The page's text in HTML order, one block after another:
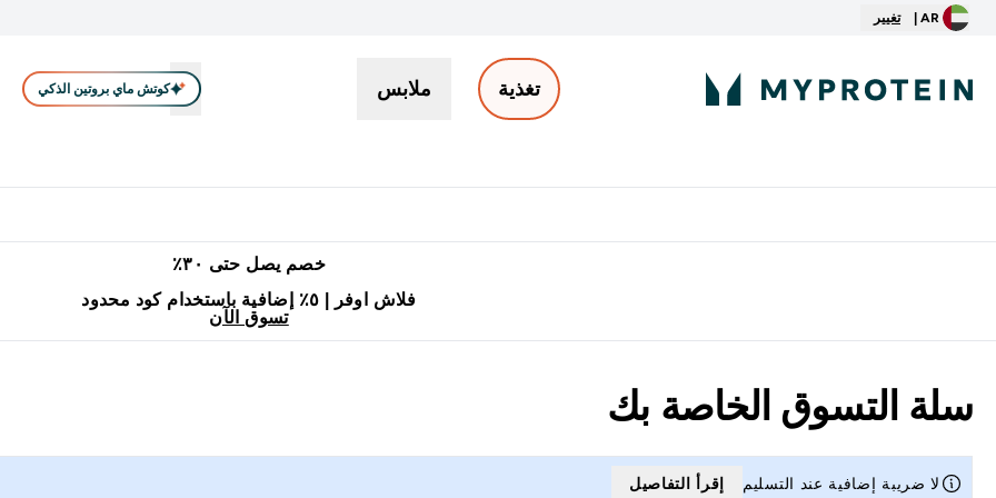
AR | تغيير
تغذية ملابس كوتش ماي بروتين الذكي
خصم يصل حتى ٣٠٪
فلاش اوفر | ٥٪ إضافية باستخدام كود محدود
تسوق الآن
سلة التسوق الخاصة بك
لا ضريبة إضافية عند التسليم إقرأ التفاصيل